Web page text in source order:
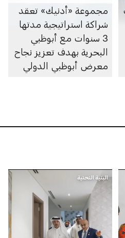
مجموعة «أدنيك» تعقد
شراكة استراتيجية مدتها
3 سنوات مع أبوظبي
البحرية بهدف تعزيز نجاح
معرض أبوظبي الدولي
البنية التحتية